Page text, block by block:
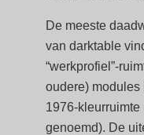
De meeste
van darktable
“werkprofiel”-
oudere)
1976-kleurruimte
genoemd). De